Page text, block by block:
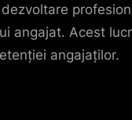
angajat. Acest
angajaților.